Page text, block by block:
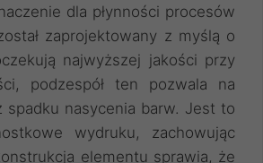
dla płynności procesów
zaprojektowany z myślą o
najwyższej jakości przy
podzespół ten pozwala na
nasycenia barw. Jest to
wydruku, zachowując
elementu sprawia, że